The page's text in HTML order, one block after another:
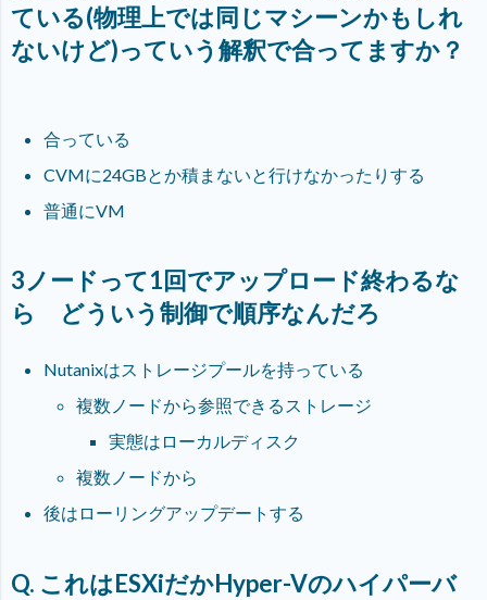
ている(物理上では同じマシーンかもしれ
ないけど)っていう解釈で合ってますか？
合っている
CVMに24GBとか積まないと行けなかったりする
普通にVM
3ノードって1回でアップロード終わるな
ら どういう制御で順序なんだろ
Nutanixはストレージプールを持っている
複数ノードから参照できるストレージ
実態はローカルディスク
複数ノードから
後はローリングアップデートする
Q. これはESXiだかHyper-Vのハイパーバ